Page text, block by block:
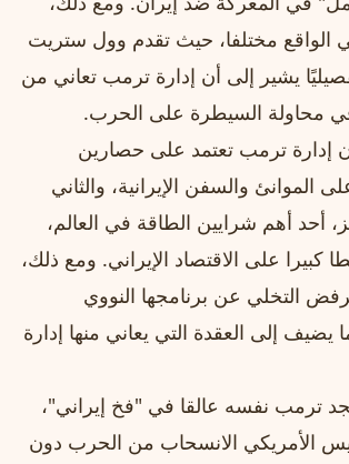
الواقع مختلفا، حيث تقدم وول ستريت
يشير إلى أن إدارة ترمب تعاني من
محاولة السيطرة على الحرب.
إدارة ترمب تعتمد على حصارين
الموانئ والسفن الإيرانية، والثاني
أهم شرايين الطاقة في العالم،
كبيرا على الاقتصاد الإيراني. ومع ذلك،
التخلي عن برنامجها النووي
يضيف إلى العقدة التي يعاني منها إدارة
ترمب نفسه عالقا في "فخ إيراني"،
الأمريكي الانسحاب من الحرب دون